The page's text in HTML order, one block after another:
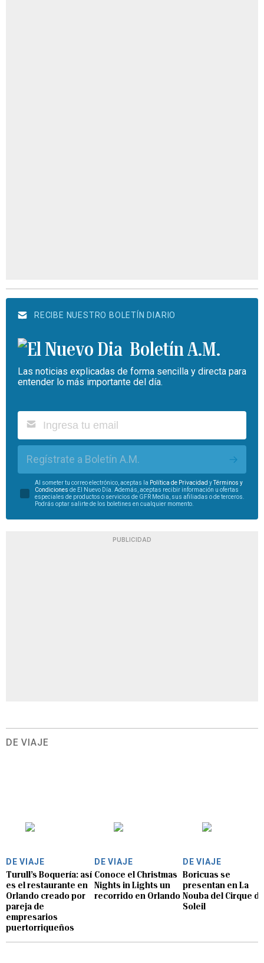
RECIBE NUESTRO BOLETÍN DIARIO
Boletín A.M.
Las noticias explicadas de forma sencilla y directa para
entender lo más importante del día.
Regístrate a Boletín A.M.
Al someter tu correo electrónico, aceptas la Política de Privacidad yTérminos y
Condiciones de El Nuevo Día. Además, aceptas recibir información u ofertas
especiales de productos o servicios de GFR Media, sus afiliadas o de terceros.
Podrás optar salirte de los boletines en cualquier momento.
PUBLICIDAD
DE VIAJE
DE VIAJE
Turull’s Boquería: así
es el restaurante en
Orlando creado por
pareja de
empresarios
puertorriqueños
DE VIAJE
Conoce el Christmas
Nights in Lights un
recorrido en Orlando
DE VIAJE
Boricuas se
presentan en La
Nouba del Cirque du
Soleil